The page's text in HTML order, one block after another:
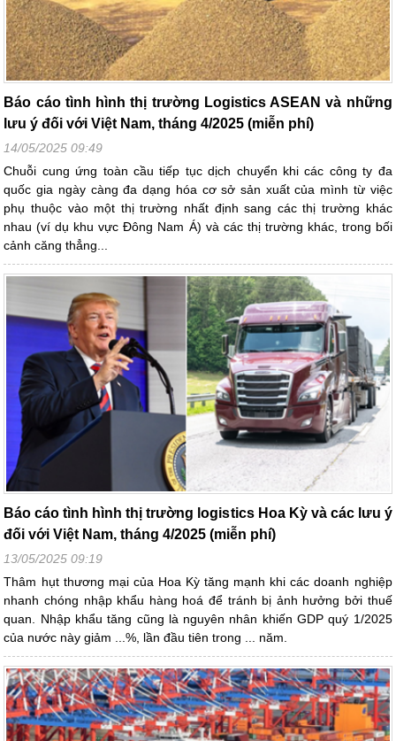
Báo cáo tình hình thị trường Logistics ASEAN và những
lưu ý đối với Việt Nam, tháng 4/2025 (miễn phí)
14/05/2025 09:49
Chuỗi cung ứng toàn cầu tiếp tục dịch chuyển khi các công ty đa
quốc gia ngày càng đa dạng hóa cơ sở sản xuất của mình từ việc
phụ thuộc vào một thị trường nhất định sang các thị trường khác
nhau (ví dụ khu vực Đông Nam Á) và các thị trường khác, trong bối
cảnh căng thẳng...
Báo cáo tình hình thị trường logistics Hoa Kỳ và các lưu ý
đối với Việt Nam, tháng 4/2025 (miễn phí)
13/05/2025 09:19
Thâm hụt thương mại của Hoa Kỳ tăng mạnh khi các doanh nghiệp
nhanh chóng nhập khẩu hàng hoá để tránh bị ảnh hưởng bởi thuế
quan. Nhập khẩu tăng cũng là nguyên nhân khiến GDP quý 1/2025
của nước này giảm ...%, lần đầu tiên trong ... năm.